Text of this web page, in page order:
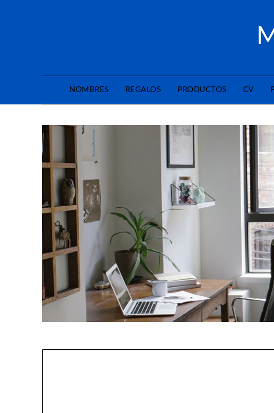
NOMBRES REGALOS PRODUCTOS CV